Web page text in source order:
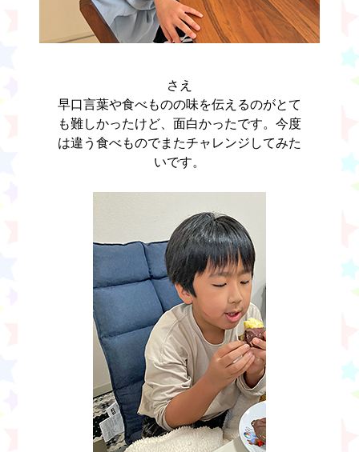
さえ
早口言葉や食べものの味を伝えるのがとて
も難しかったけど、面白かったです。今度
は違う食べものでまたチャレンジしてみた
いです。